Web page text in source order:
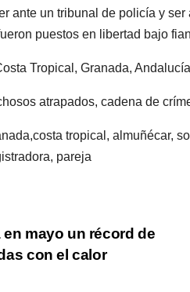
ante un tribunal de policía y
puestos en libertad bajo
Tropical, Granada,
atrapados, cadena de
tropical, almuñécar,
pareja
mayo un récord de
con el calor